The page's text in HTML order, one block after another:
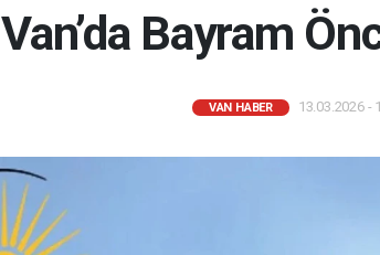
Van’da Bayram
VAN HABER 13.03.2026 -